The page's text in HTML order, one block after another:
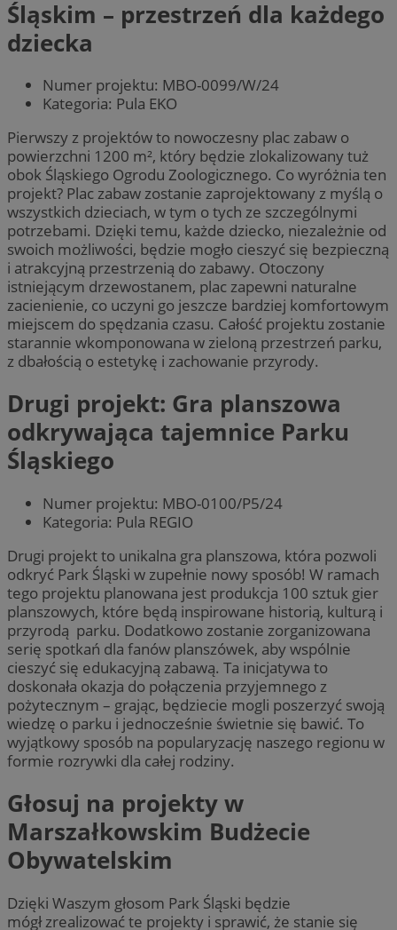
Śląskim – przestrzeń dla każdego
dziecka
Numer projektu: MBO-0099/W/24
Kategoria: Pula EKO
Pierwszy z projektów to nowoczesny plac zabaw o
powierzchni 1200 m², który będzie zlokalizowany tuż
obok Śląskiego Ogrodu Zoologicznego. Co wyróżnia ten
projekt? Plac zabaw zostanie zaprojektowany z myślą o
wszystkich dzieciach, w tym o tych ze szczególnymi
potrzebami. Dzięki temu, każde dziecko, niezależnie od
swoich możliwości, będzie mogło cieszyć się bezpieczną
i atrakcyjną przestrzenią do zabawy. Otoczony
istniejącym drzewostanem, plac zapewni naturalne
zacienienie, co uczyni go jeszcze bardziej komfortowym
miejscem do spędzania czasu. Całość projektu zostanie
starannie wkomponowana w zieloną przestrzeń parku,
z dbałością o estetykę i zachowanie przyrody.
Drugi projekt: Gra planszowa
odkrywająca tajemnice Parku
Śląskiego
Numer projektu: MBO-0100/P5/24
Kategoria: Pula REGIO
Drugi projekt to unikalna gra planszowa, która pozwoli
odkryć Park Śląski w zupełnie nowy sposób! W ramach
tego projektu planowana jest produkcja 100 sztuk gier
planszowych, które będą inspirowane historią, kulturą i
przyrodą parku. Dodatkowo zostanie zorganizowana
serię spotkań dla fanów planszówek, aby wspólnie
cieszyć się edukacyjną zabawą. Ta inicjatywa to
doskonała okazja do połączenia przyjemnego z
pożytecznym – grając, będziecie mogli poszerzyć swoją
wiedzę o parku i jednocześnie świetnie się bawić. To
wyjątkowy sposób na popularyzację naszego regionu w
formie rozrywki dla całej rodziny.
Głosuj na projekty w
Marszałkowskim Budżecie
Obywatelskim
Dzięki Waszym głosom Park Śląski będzie
mógł zrealizować te projekty i sprawić, że stanie się